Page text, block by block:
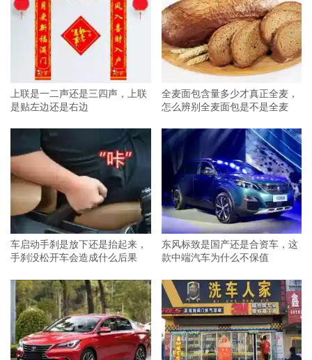
上联是一二声还是三四声，上联
是贴左边还是右边
全麦面包含量多少才真正全麦，
怎么辨别全麦面包是不是全麦
车启动手刹是放下还是抬起来，
手刹没松开车会造成什么后果
东风标致是国产还是合资车，这
款中端汽车为什么不保值